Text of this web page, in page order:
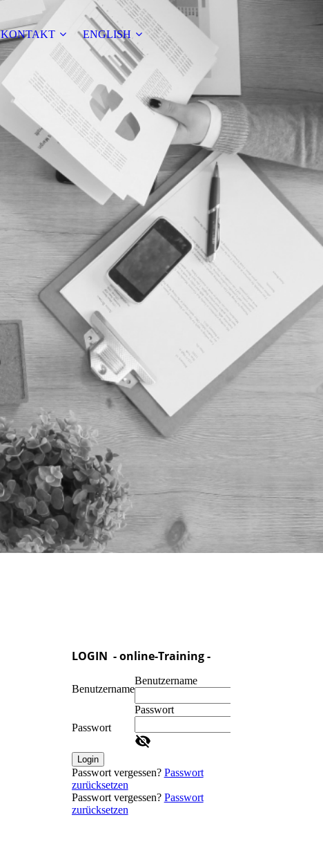
KONTAKT ENGLISH
LOGIN - online-Training -
Benutzername
Benutzername
Passwort
Passwort
Login
Passwort vergessen? Passwort
zurücksetzen
Passwort vergessen? Passwort
zurücksetzen